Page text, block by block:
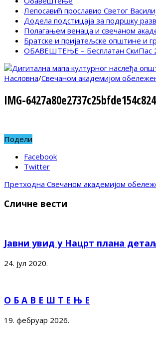
Лепосавић прославио Светог
Додела подстицаја за подршку
Полагањем венаца и свечаном
Братске и пријатељске општине и
ОБАВЕШТЕЊЕ – Бесплатан СкиПас
Насловна/Свечаном академијом
IMG-
Подели
Facebook
Twitter
Претходна Свечаном академијом
Сличне вести
Јавни увид у Нацрт плана
24. јул 2020.
О Б А В Е Ш Т Е Њ Е
19. фебруар 2026.